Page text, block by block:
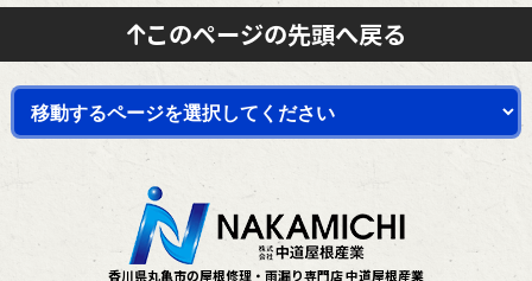
このページの先頭へ戻る
香川県丸亀市の屋根修理・雨漏り専門店 中道屋根産業